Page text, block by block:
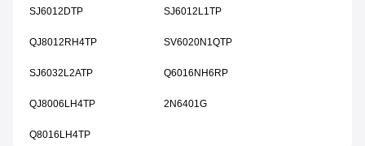
SJ6012DTP SJ6012L1TP
QJ8012RH4TP SV6020N1QTP
SJ6032L2ATP Q6016NH6RP
QJ8006LH4TP 2N6401G
Q8016LH4TP